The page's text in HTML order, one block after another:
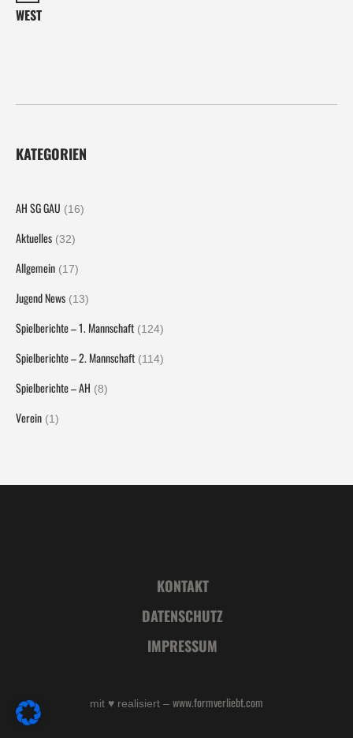
WEST
KATEGORIEN
AH SG GAU (16)
Aktuelles (32)
Allgemein (17)
Jugend News (13)
Spielberichte – 1. Mannschaft (124)
Spielberichte – 2. Mannschaft (114)
Spielberichte – AH (8)
Verein (1)
KONTAKT
DATENSCHUTZ
IMPRESSUM
mit ♥ realisiert – www.formverliebt.com